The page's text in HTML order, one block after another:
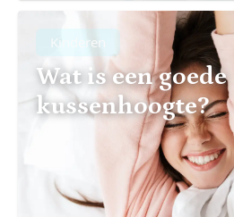
Kinderen
Wat is een goede
kussenhoogte?